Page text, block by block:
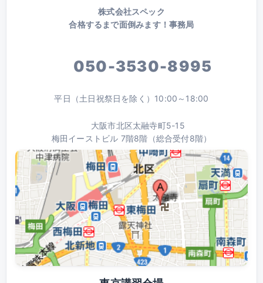
株式会社スペック
合格するまで面倒みます！事務局
050-3530-8995
平日（土日祝祭日を除く）10:00～18:00
大阪市北区太融寺町5-15
梅田イーストビル 7階8階（総合受付8階）